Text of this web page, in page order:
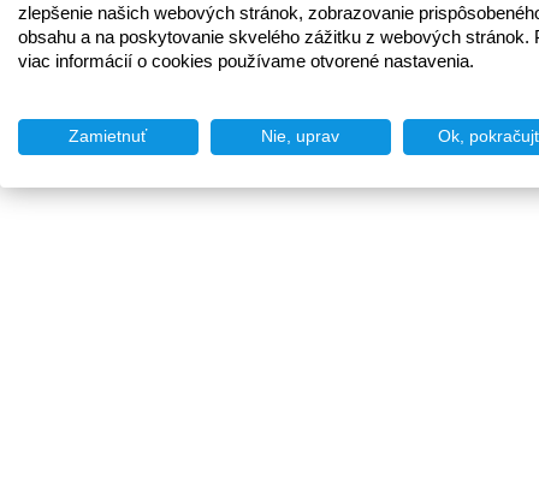
zlepšenie našich webových stránok, zobrazovanie
obsahu a na poskytovanie skvelého zážitku z webových stránok.
viac informácií o cookies používame otvorené nastavenia.
Zamietnuť Nie, uprav Ok,